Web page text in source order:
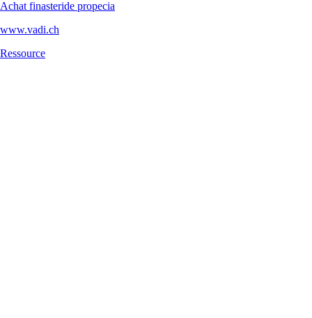
Achat finasteride propecia
www.vadi.ch
Ressource